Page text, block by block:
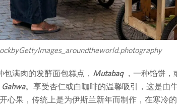
满肉的发酵面包糕点， Mutabaq，一种馅饼，
Gahwa。享受杏仁或白咖啡的温馨吸引，这是由
心果，传统上是为伊斯兰新年而制作，在寒冷